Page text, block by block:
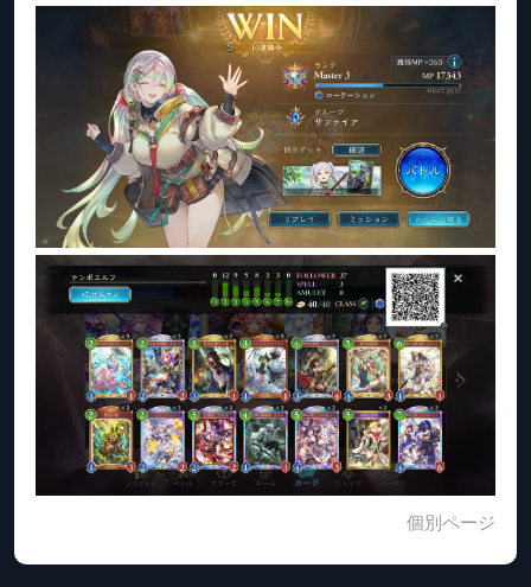
個別ページ